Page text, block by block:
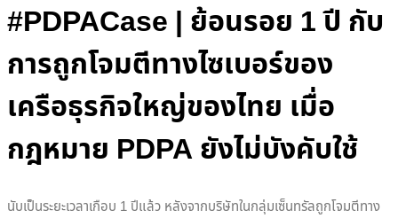
#PDPACase | ย้อนรอย 1 ปี กับ
การถูกโจมตีทางไซเบอร์ของ
เครือธุรกิจใหญ่ของไทย เมื่อ
กฎหมาย PDPA ยังไม่บังคับใช้
นับเป็นระยะเวลาเกือบ 1 ปีแล้ว หลังจากบริษัทในกลุ่มเซ็นทรัลถูกโจมตีทาง